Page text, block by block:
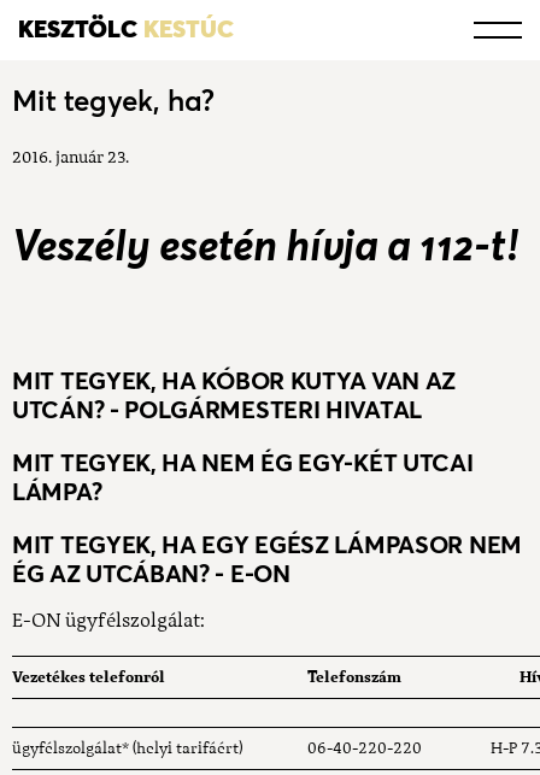
KESZTÖLC KESTÚC
Mit tegyek, ha?
2016. január 23.
Veszély esetén hívja a 112-t!
MIT TEGYEK, HA KÓBOR KUTYA VAN AZ
UTCÁN? - POLGÁRMESTERI HIVATAL
MIT TEGYEK, HA NEM ÉG EGY-KÉT UTCAI
LÁMPA?
MIT TEGYEK, HA EGY EGÉSZ LÁMPASOR NEM
ÉG AZ UTCÁBAN? - E-ON
E-ON ügyfélszolgálat:
Vezetékes telefonról Telefonszám
ügyfélszolgálat* (helyi tarifáért) 06-40-220-220 H-P